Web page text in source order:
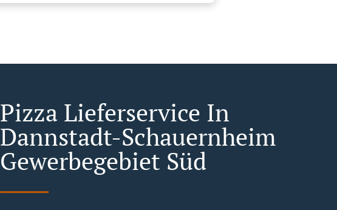
Pizza Lieferservice In
Dannstadt-Schauernheim
Gewerbegebiet Süd